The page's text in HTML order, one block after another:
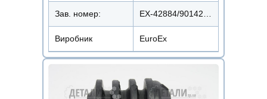
Зав. номер:
Виробник EuroEx